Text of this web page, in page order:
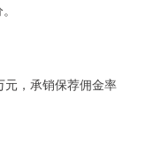
，承销保荐佣金率